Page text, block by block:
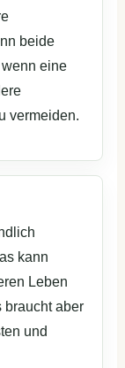
beide
eine
vermeiden.
kann
Leben
braucht aber
und